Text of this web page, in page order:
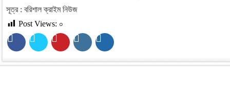
সূত্র : বরিশাল ক্রাইম নিউজ
Post Views: ০